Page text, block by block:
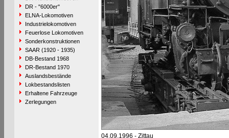
DR - "6000er"
ELNA-Lokomotiven
Industrielokomotiven
Feuerlose Lokomotiven
Sonderkonstruktionen
SAAR (1920 - 1935)
DB-Bestand 1968
DR-Bestand 1970
Auslandsbestände
Lokbestandslisten
Erhaltene Fahrzeuge
Zerlegungen
04.09.1996 - Zittau